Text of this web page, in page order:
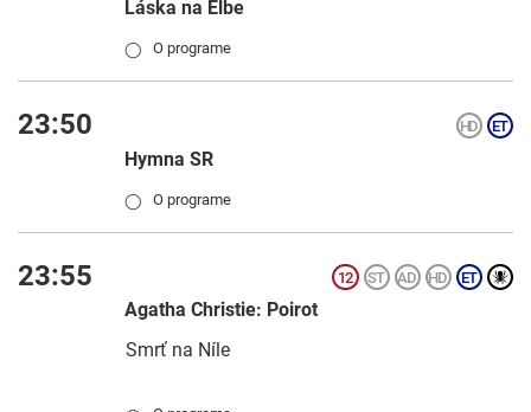
Láska na Elbe
◯ O programe
23:50
Hymna SR
◯ O programe
23:55
Agatha Christie: Poirot
Smrť na Níle